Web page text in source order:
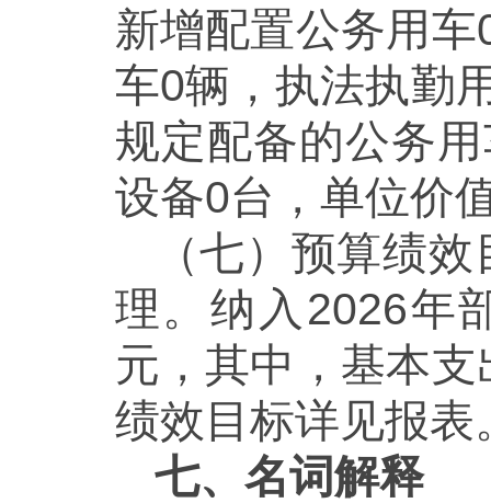
新增配置公务用
车0辆，执法执勤
规定配备的公务
设备0台，单位价
（七）预算绩
理。纳入2026年
元，其中，基本
绩效目标详见报表
七、名词解释